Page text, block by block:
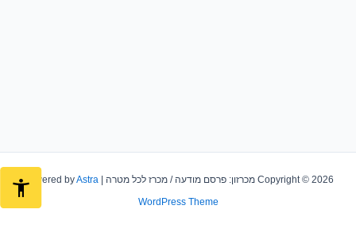
Copyright © 2026 מכרזון: פרסם מודעה / מכרז לכל מטרה | Powered by
Astra
WordPress Theme